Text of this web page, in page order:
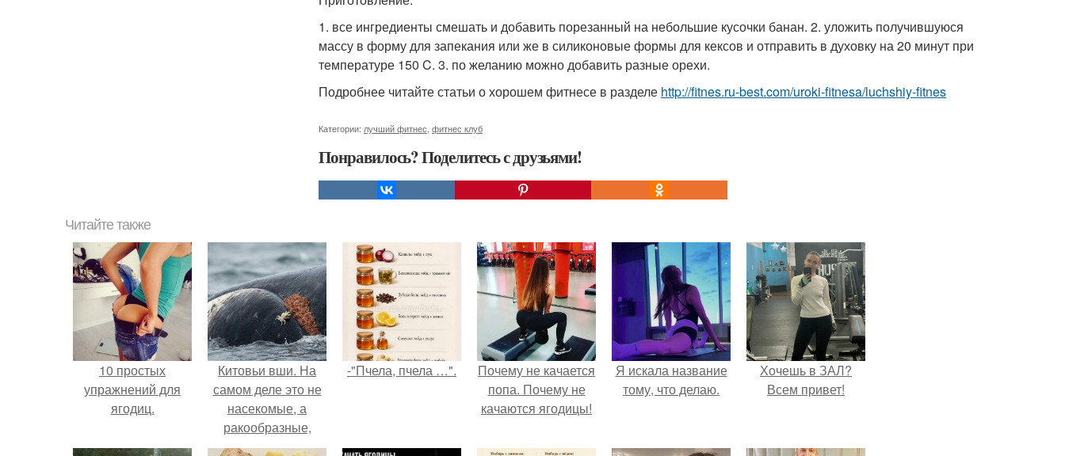
1. все ингредиенты смешать и добавить порезанный на небольшие кусочки банан. 2. уложить получившуюся
массу в форму для запекания или же в силиконовые формы для кексов и отправить в духовку на 20 минут при
температуре 150 C. 3. по желанию можно добавить разные орехи.
Подробнее читайте статьи о хорошем фитнесе в разделе http://fitnes.ru-best.com/uroki-fitnesa/luchshiy-fitnes
Категории: лучший фитнес фитнес клуб
Понравилось? Поделитесь с друзьями!
Читайте также
10 простых
упражнений для
ягодиц.
Китовьи вши. На
самом деле это не
насекомые, а
ракообразные,
относящиеся к
-"Пчела, пчела …".
Почему не качается
попа. Почему не
качаются ягодицы!
Я искала название
тому, что делаю.
Хочешь в ЗАЛ?
Всем привет!